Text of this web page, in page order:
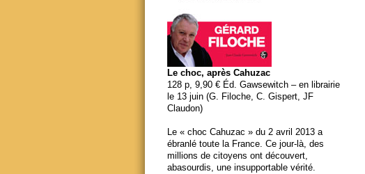
Le choc, après Cahuzac
128 p, 9,90 € Éd. Gawsewitch – en librairie
le 13 juin (G. Filoche, C. Gispert, JF
Claudon)
Le « choc Cahuzac » du 2 avril 2013 a
ébranlé toute la France. Ce jour-là, des
millions de citoyens ont découvert,
abasourdis, une insupportable vérité.